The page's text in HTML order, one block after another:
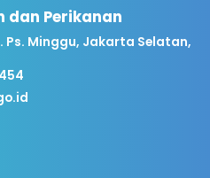
dan Perikanan
Ps. Minggu, Jakarta Selatan,